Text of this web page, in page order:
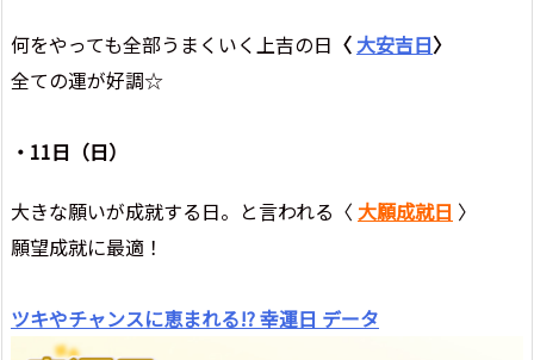
何をやっても全部うまくいく上吉の日 〈 大安吉日〉
全ての運が好調☆
・11日（日）
大きな願いが成就する日。と言われる〈 大願成就日 〉
願望成就に最適！
ツキやチャンスに恵まれる!? 幸運日 データ